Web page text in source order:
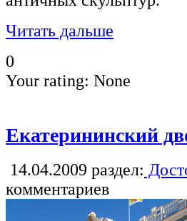
Читать дальше
0
Your rating: None
Екатерининский
14.04.2009 раздел:
комментариев